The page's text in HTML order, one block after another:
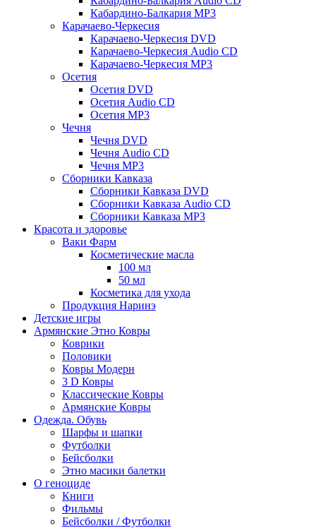
Кабардино-Балкария MP3
Карачаево-Черкесия
Карачаево-Черкесия DVD
Карачаево-Черкесия Audio CD
Карачаево-Черкесия MP3
Осетия
Осетия DVD
Осетия Audio CD
Осетия MP3
Чечня
Чечня DVD
Чечня Audio CD
Чечня MP3
Сборники Кавказа
Сборники Кавказа DVD
Сборники Кавказа Audio CD
Сборники Кавказа MP3
Красота и здоровье
Ваки Фарм
Косметические масла
100 мл
50 мл
Косметика для ухода
Продукция Наринэ
Детские игры
Армянские Этно Ковры
Коврики
Половики
Ковры Модерн
3 D Ковры
Классические Ковры
Армянские Ковры
Одежда. Обувь
Шарфы и шапки
Футболки
Бейсболки
Этно масики балетки
О геноциде
Книги
Фильмы
Бейсболки / Футболки